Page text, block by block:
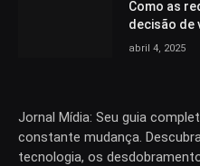
Como as
decisão de
abril 4, 2025
Jornal Mídia: Seu guia
constante mudança.
tecnologia, os